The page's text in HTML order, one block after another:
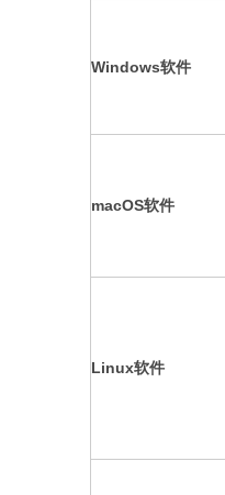
Windows软件
macOS软件
Linux软件